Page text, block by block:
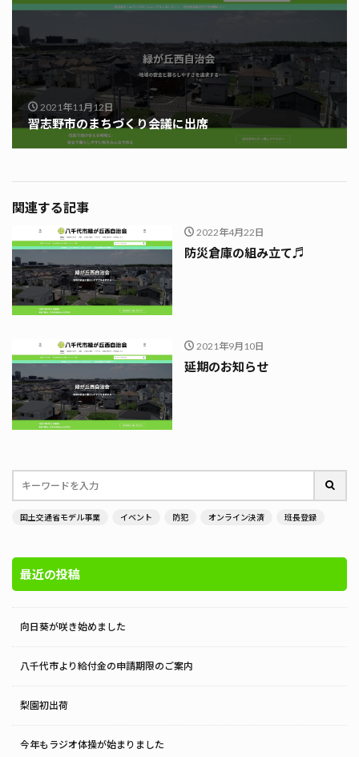
2021年11月12日
習志野市のまちづくり会議に出席
関連する記事
2022年4月22日
防災倉庫の組み立て♬
2021年9月10日
延期のお知らせ
国土交通省モデル事業 イベント 防犯 オンライン決済 班長登録
最近の投稿
向日葵が咲き始めました
八千代市より給付金の申請期限のご案内
梨園初出荷
今年もラジオ体操が始まりました